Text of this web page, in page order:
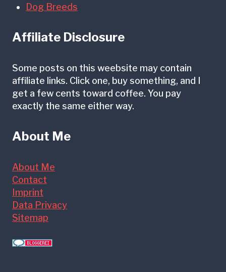
Dog Breeds
Affiliate Disclosure
Some posts on this weebsite may contain
affiliate links. Click one, buy something, and I
get a few cents toward coffee. You pay
exactly the same either way.
About Me
About Me
Contact
Imprint
Data Privacy
Sitemap